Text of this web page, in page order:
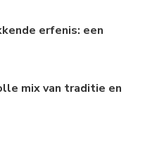
erfenis: een
mix van traditie en